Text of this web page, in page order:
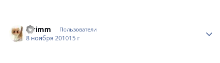
swimm Пользователи
8 ноября 201015 г